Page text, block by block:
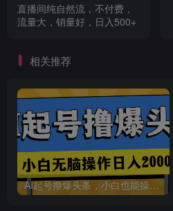
直播间纯自然流，不付费，
流量大，销量好，日入500+
相关推荐
AI起号撸爆头条，小白也能操作，日入2000+